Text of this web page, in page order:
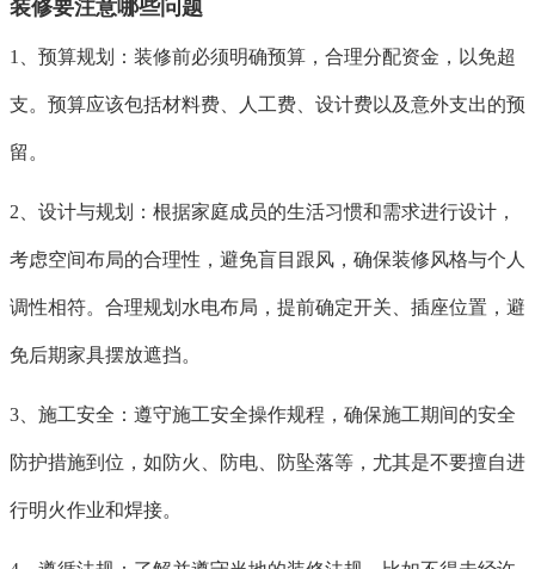
装修要注意哪些问题
1、预算规划：装修前必须明确预算，合理分配资金，以免超
支。预算应该包括材料费、人工费、设计费以及意外支出的预
留。
2、设计与规划：根据家庭成员的生活习惯和需求进行设计，
考虑空间布局的合理性，避免盲目跟风，确保装修风格与个人
调性相符。合理规划水电布局，提前确定开关、插座位置，避
免后期家具摆放遮挡。
3、施工安全：遵守施工安全操作规程，确保施工期间的安全
防护措施到位，如防火、防电、防坠落等，尤其是不要擅自进
行明火作业和焊接。